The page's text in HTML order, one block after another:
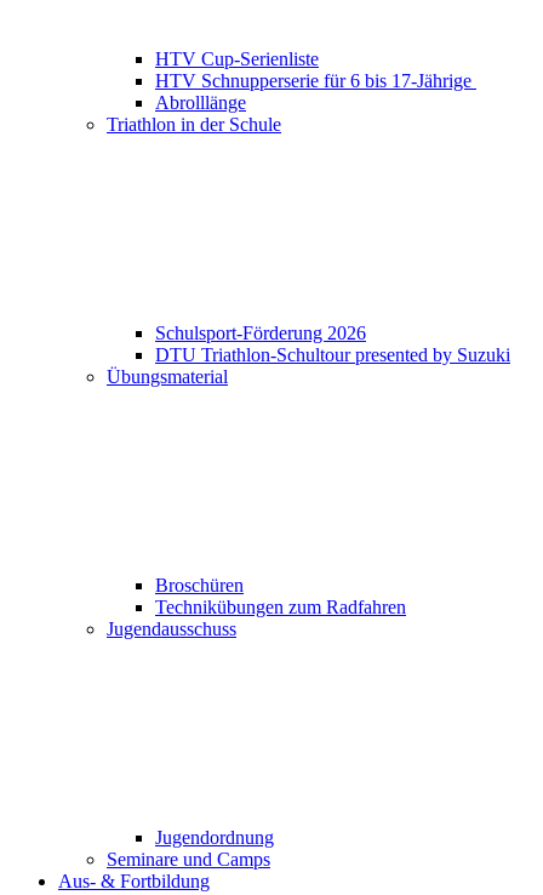
HTV Cup-Serienliste
HTV Schnupperserie für 6 bis 17-Jährige
Abrolllänge
Triathlon in der Schule
Schulsport-Förderung 2026
DTU Triathlon-Schultour presented by Suzuki
Übungsmaterial
Broschüren
Technikübungen zum Radfahren
Jugendausschuss
Jugendordnung
Seminare und Camps
Aus- & Fortbildung